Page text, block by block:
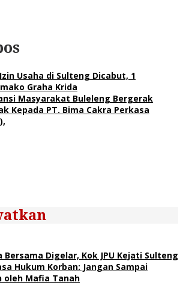
Usaha di Sulteng Dicabut, 1
Graha Krida
Masyarakat Buleleng Bergerak
Kepada PT. Bima Cakra Perkasa
Bersama Digelar, Kok JPU Kejati Sulteng
Hukum Korban: Jangan Sampai
oleh Mafia Tanah